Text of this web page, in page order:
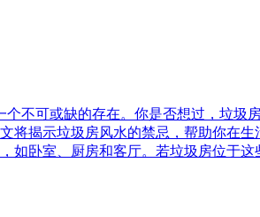
不可或缺的存在。你是否想过，垃
将揭示垃圾房风水的禁忌，帮助你在
如卧室、厨房和客厅。若垃圾房位于这